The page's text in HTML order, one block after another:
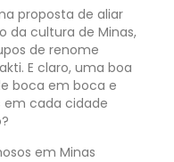
proposta de aliar
da cultura de Minas,
de renome
E claro, uma boa
boca em boca e
em cada cidade
em Minas